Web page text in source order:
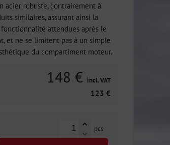
acier robuste, contrairement à
similaires, assurant ainsi la
attendues après le
et ne se limitent pas à un simple
du compartiment moteur.
148 € incl. VAT
123 €
pcs